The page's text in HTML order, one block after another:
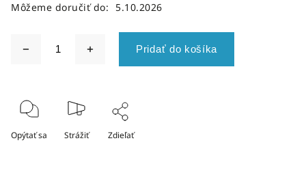
Môžeme doručiť do: 5.10.2026
Pridať do košíka
Opýtať sa Strážiť Zdieľať